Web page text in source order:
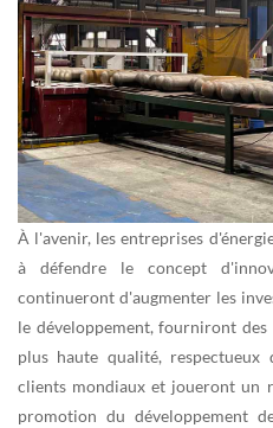
À l'avenir, les entreprises
à défendre le concept
continueront d'augmenter les
le développement, fourniront
plus haute qualité,
clients mondiaux et joueront un
promotion du développement